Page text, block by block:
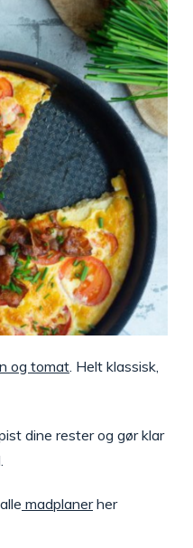
og tomat. Helt klassisk,
dine rester og gør klar
madplanerher